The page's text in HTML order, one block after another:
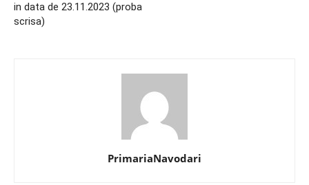
in data de 23.11.2023 (proba
scrisa)
PrimariaNavodari